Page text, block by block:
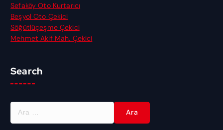
Sefaköy Oto Kurtarıcı
Beşyol Oto Çekici
Söğütlüçeşme Çekici
Mehmet Akif Mah. Çekici
Search
A